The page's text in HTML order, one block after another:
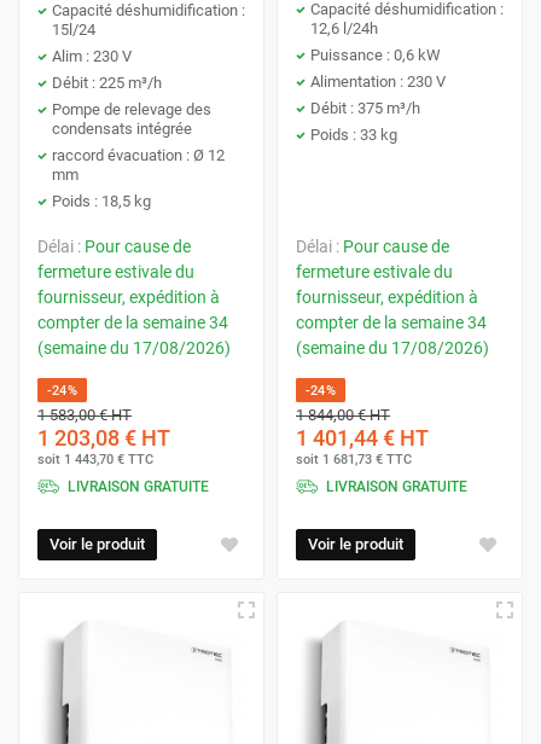
Capacité déshumidification :
15l/24
Alim : 230 V
Débit : 225 m³/h
Pompe de relevage des
condensats intégrée
raccord évacuation : Ø 12
mm
Poids : 18,5 kg
Délai : Pour cause de
fermeture estivale du
fournisseur, expédition à
compter de la semaine 34
(semaine du 17/08/2026)
-24%
1 583,00 €HT
1 203,08 € HT
soit 1 443,70 € TTC
LIVRAISON GRATUITE
Voir le produit
Capacité déshumidification :
12,6 l/24h
Puissance : 0,6 kW
Alimentation : 230 V
Débit : 375 m³/h
Poids : 33 kg
Délai : Pour cause de
fermeture estivale du
fournisseur, expédition à
compter de la semaine 34
(semaine du 17/08/2026)
-24%
1 844,00 €HT
1 401,44 € HT
soit 1 681,73 € TTC
LIVRAISON GRATUITE
Voir le produit